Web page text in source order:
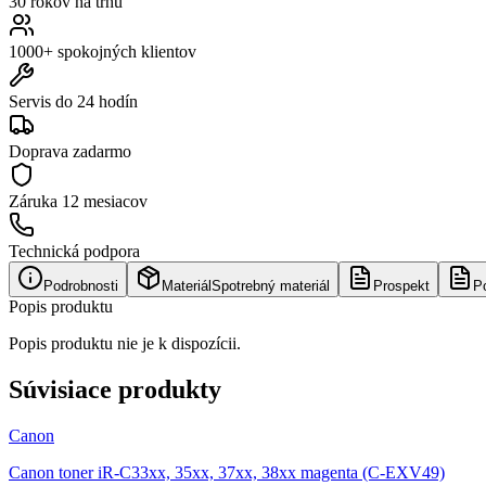
1000+ spokojných klientov
Servis do 24 hodín
Doprava zadarmo
Záruka 12 mesiacov
Technická podpora
Podrobnosti Materiál Spotrebný materiál Prospekt
Popis produktu
Popis produktu nie je k dispozícii.
Súvisiace produkty
Canon
Canon toner iR-C33xx, 35xx, 37xx, 38xx magenta (C-EXV49)